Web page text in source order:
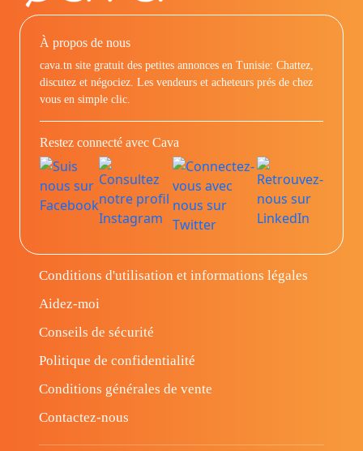
À propos de nous
cava.tn site gratuit des petites annonces en Tunisie: Chattez,
discutez et négociez. Les vendeurs et acheteurs prés de chez
vous en simple clic.
Restez connecté avec Cava
Conditions d'utilisation et informations légales
Aidez-moi
Conseils de sécurité
Politique de confidentialité
Conditions générales de vente
Contactez-nous